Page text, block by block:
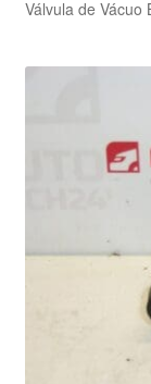
Envio para
Válvula de